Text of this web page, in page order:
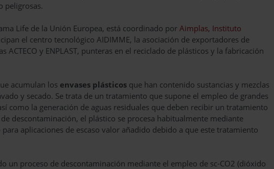
peligrosas.
Life de la Unión Europea, está coordinado por Aimplas, Instituto
el centro tecnológico AIDIMME, la asociación de exportadores de
ACTECO y ENPLAST, punteras en el reciclado de plásticos y la fabricación
acumulan los envases plásticos que han contenido sustancias y mezclas
y secado. Se trata de un tratamiento que supone el empleo de grandes
como la generación de aguas residuales que deben recibir un tratamiento
descontaminación, el plástico se procesa habitualmente mediante
aplicaciones de escaso valor añadido debido a que este tratamiento
un proceso de descontaminación mediante el empleo de sc-CO2 (dióxido